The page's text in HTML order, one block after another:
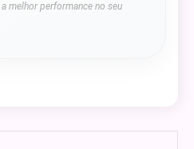
melhor performance no seu